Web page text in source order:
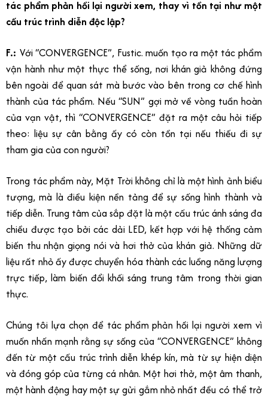
tác phẩm phản hồi lại người xem, thay vì tồn tại như một
cấu trúc trình diễn độc lập?
F.: Với “CONVERGENCE”, Fustic. muốn tạo ra một tác phẩm
vận hành như một thực thể sống, nơi khán giả không đứng
bên ngoài để quan sát mà bước vào bên trong cơ chế hình
thành của tác phẩm. Nếu “SUN” gợi mở về vòng tuần hoàn
của vạn vật, thì “CONVERGENCE” đặt ra một câu hỏi tiếp
theo: liệu sự cân bằng ấy có còn tồn tại nếu thiếu đi sự
tham gia của con người?
Trong tác phẩm này, Mặt Trời không chỉ là một hình ảnh biểu
tượng, mà là điều kiện nền tảng để sự sống hình thành và
tiếp diễn. Trung tâm của sắp đặt là một cấu trúc ánh sáng đa
chiều được tạo bởi các dải LED, kết hợp với hệ thống cảm
biến thu nhận giọng nói và hơi thở của khán giả. Những dữ
liệu rất nhỏ ấy được chuyển hóa thành các luồng năng lượng
trực tiếp, làm biến đổi khối sáng trung tâm trong thời gian
thực.
Chúng tôi lựa chọn để tác phẩm phản hồi lại người xem vì
muốn nhấn mạnh rằng sự sống của “CONVERGENCE” không
đến từ một cấu trúc trình diễn khép kín, mà từ sự hiện diện
và đóng góp của từng cá nhân. Một hơi thở, một âm thanh,
một hành động hay một sự gửi gắm nhỏ nhất đều có thể trở